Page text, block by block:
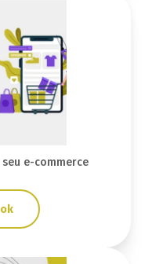
e-commerce